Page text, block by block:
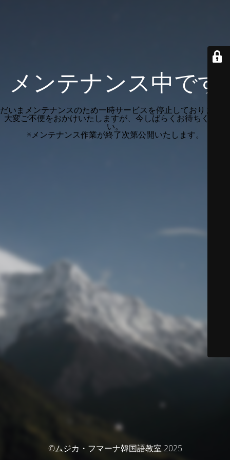
メンテナンス中です
だいまメンテナンスのため一時サービスを停止しております。
大変ご不便をおかけいたしますが、今しばらくお待ちくださ
い。
※メンテナンス作業が終了次第公開いたします。
©ムジカ・フマーナ韓国語教室 2025